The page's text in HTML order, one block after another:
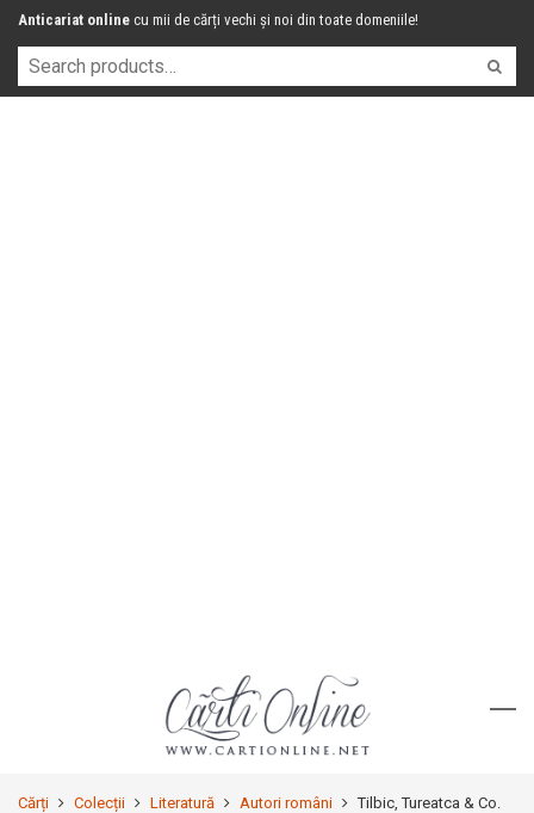
Anticariat online cu mii de cărți vechi și noi din toate domeniile!
Cărți Colecții Literatură Autori români
Tilbic, Tureatca & Co.